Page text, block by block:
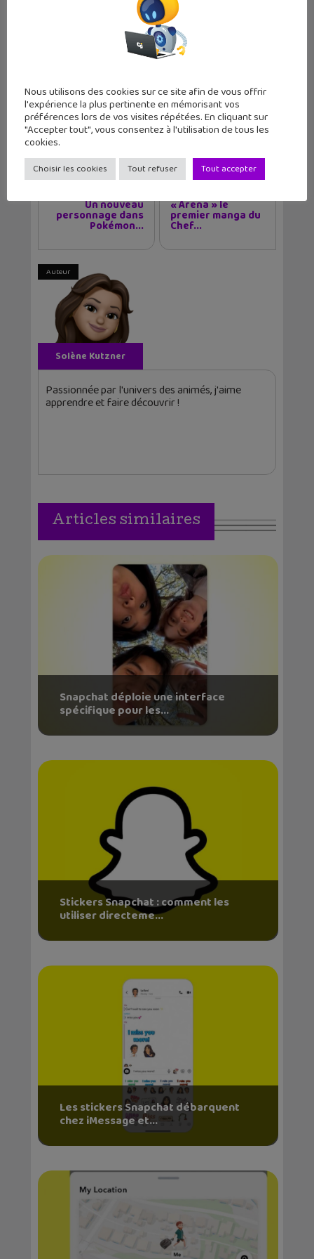
Les sorties geek de l’été à Paris : One
Piece au musée Grévin, Zoo Art Show,
Tags Snapchat
Article précédent
Un nouveau
personnage dans
Pokémon...
Article suivant
« Arena » le
premier manga du
Chef...
Auteur
Solène Kutzner
Passionnée par l'univers des animés, j'aime
apprendre et faire découvrir !
Articles similaires
Snapchat déploie une interface
spécifique pour les...
Stickers Snapchat : comment les
utiliser directeme...
Les stickers Snapchat débarquent
chez iMessage et...
Nous utilisons des cookies sur ce site afin de vous offrir
l'expérience la plus pertinente en mémorisant vos
préférences lors de vos visites répétées. En cliquant sur
"Accepter tout", vous consentez à l'utilisation de tous les
cookies.
Choisir les cookies Tout refuser Tout accepter